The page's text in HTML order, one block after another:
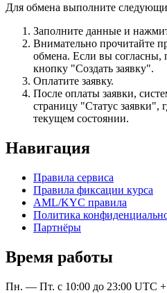
Для обмена выполните
Заполните данные и
Внимательно прочитайте
обмена. Если вы согласны,
кнопку "Создать заявку".
Оплатите заявку.
После оплаты заявки,
страницу "Статус заявки",
текущем состоянии.
Навигация
Правила сервиса
Правила фиксации курса
AML/KYC правила
Политика
Партнёры
Время работы
Пн. — Пт. с 10:00 до 23:00 UTC